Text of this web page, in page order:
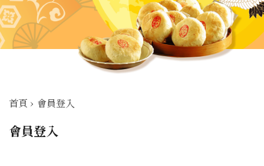
首頁 › 會員登入
會員登入